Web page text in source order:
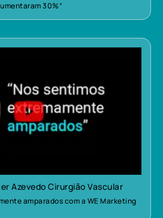
30%”
Azevedo Cirurgião Vascular
amparados com a WE Marketing